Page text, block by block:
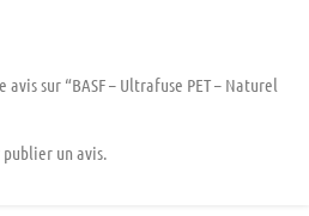
sur “BASF – Ultrafuse PET – Naturel
publier un avis.